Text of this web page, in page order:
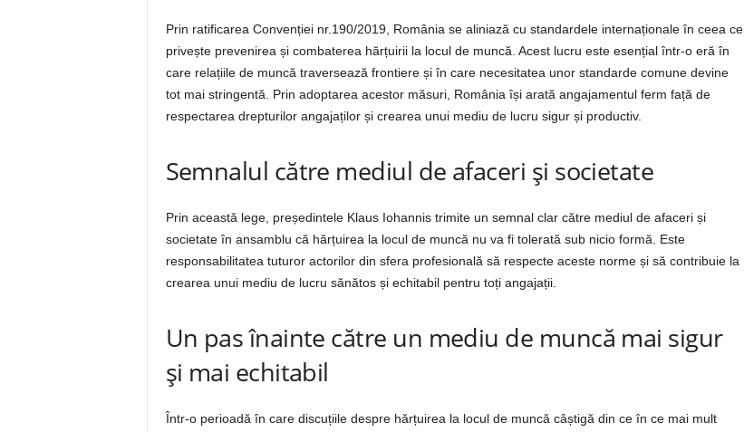
Prin ratificarea Convenției nr.190/2019, România se aliniază cu standardele internaționale în ceea ce
privește prevenirea și combaterea hărțuirii la locul de muncă. Acest lucru este esențial într-o eră în
care relațiile de muncă traversează frontiere și în care necesitatea unor standarde comune devine
tot mai stringentă. Prin adoptarea acestor măsuri, România își arată angajamentul ferm față de
respectarea drepturilor angajaților și crearea unui mediu de lucru sigur și productiv.
Semnalul către mediul de afaceri și societate
Prin această lege, președintele Klaus Iohannis trimite un semnal clar către mediul de afaceri și
societate în ansamblu că hărțuirea la locul de muncă nu va fi tolerată sub nicio formă. Este
responsabilitatea tuturor actorilor din sfera profesională să respecte aceste norme și să contribuie la
crearea unui mediu de lucru sănătos și echitabil pentru toți angajații.
Un pas înainte către un mediu de muncă mai sigur
și mai echitabil
Într-o perioadă în care discuțiile despre hărțuirea la locul de muncă câștigă din ce în ce mai mult